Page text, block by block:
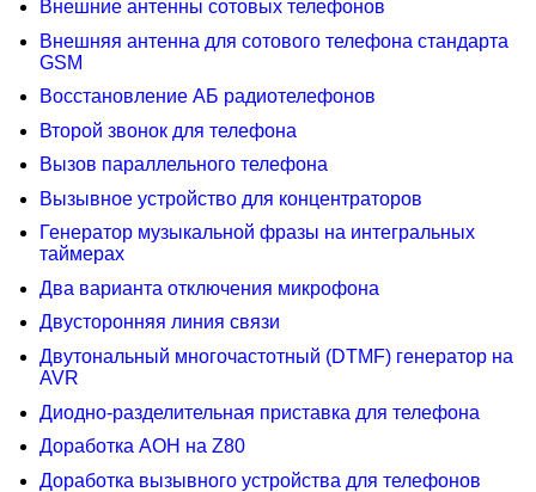
Внешние антенны сотовых телефонов
Внешняя антенна для сотового телефона стандарта
GSM
Восстановление АБ радиотелефонов
Второй звонок для телефона
Вызов параллельного телефона
Вызывное устройство для концентраторов
Генератор музыкальной фразы на интегральных
таймерах
Два варианта отключения микрофона
Двусторонняя линия связи
Двутональный многочастотный (DTMF) генератор на
AVR
Диодно-разделительная приставка для телефона
Доработка АОН на Z80
Доработка вызывного устройства для телефонов